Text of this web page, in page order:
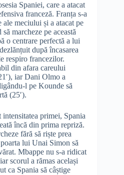
Spaniei, care a atacat
franceză. Franța s-a
meciului și a atacat pe
marcheze pe această
o centrare perfectă a lui
după încasarea
respiro francezilor.
din afara careului
iar Dani Olmo a
l pe Kounde să
(25′).
primei, Spania
încă din prima repriză.
fără să riște prea
lui Unai Simon să
Mbappe nu s-a ridicat
scorul a rămas același
ca Spania să câștige